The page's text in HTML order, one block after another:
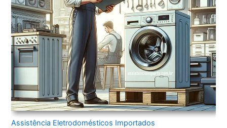
Assistência Eletrodomésticos Importados